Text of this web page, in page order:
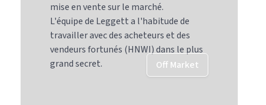
mise en vente sur le marché.
L'équipe de Leggett a l'habitude de
travailler avec des acheteurs et des
vendeurs fortunés (HNWI) dans le plus
grand secret.
Off Market